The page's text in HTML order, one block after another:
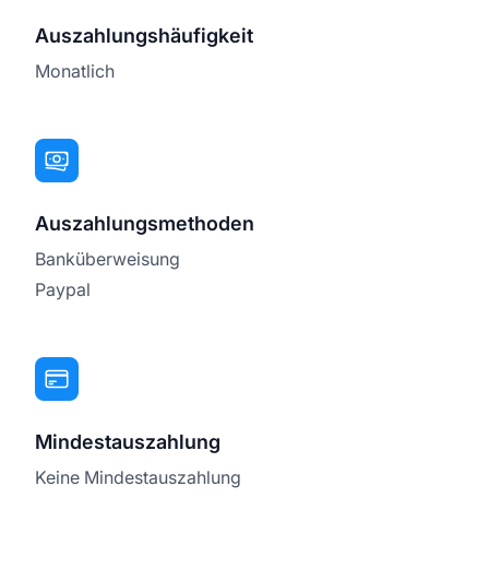
Auszahlungshäufigkeit
Monatlich
Auszahlungsmethoden
Banküberweisung
Paypal
Mindestauszahlung
Keine Mindestauszahlung